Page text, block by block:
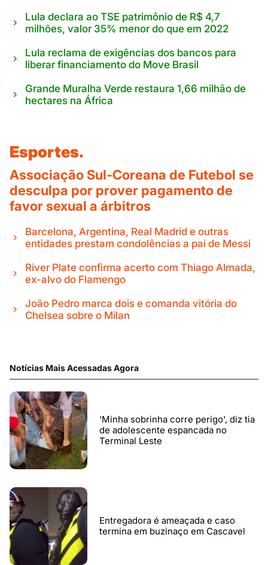
Lula declara ao TSE patrimônio de R$ 4,7
milhões, valor 35% menor do que em 2022
Lula reclama de exigências dos bancos para
liberar financiamento do Move Brasil
Grande Muralha Verde restaura 1,66 milhão de
hectares na África
Esportes.
Associação Sul-Coreana de Futebol se
desculpa por prover pagamento de
favor sexual a árbitros
Barcelona, Argentina, Real Madrid e outras
entidades prestam condolências a pai de Messi
River Plate confirma acerto com Thiago Almada,
ex-alvo do Flamengo
João Pedro marca dois e comanda vitória do
Chelsea sobre o Milan
Notícias Mais Acessadas Agora
‘Minha sobrinha corre perigo', diz tia
de adolescente espancada no
Terminal Leste
Entregadora é ameaçada e caso
termina em buzinaço em Cascavel